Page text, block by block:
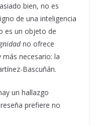
bien, no es
de una inteligencia
es un objeto de
no ofrece
necesario: la
Bascuñán.
un hallazgo
prefiere no